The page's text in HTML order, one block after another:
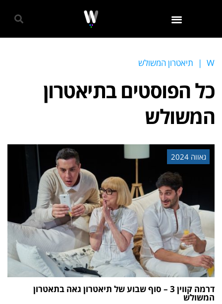
W
| תיאטרון המשולש
כל הפוסטים בתיאטרון
המשולש
גאווה 2024
דרמה קווין 3 – סוף שבוע של תיאטרון גאה בתאטרון
המשולש